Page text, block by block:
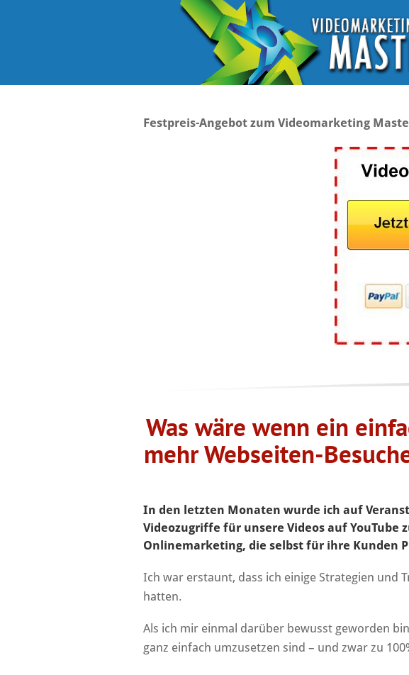
Festpreis-Angebot zum Videomarketing
Was wäre wenn ein
mehr Webseiten-
In den letzten Monaten wurde ich auf
Videozugriffe für unsere Videos auf YouTube
Onlinemarketing, die selbst für ihre Kunden
Ich war erstaunt, dass ich einige Strategien und
hatten.
Als ich mir einmal darüber bewusst geworden
ganz einfach umzusetzen sind – und zwar zu